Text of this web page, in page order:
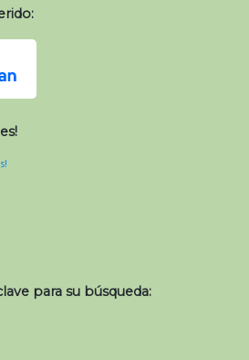
para su búsqueda: